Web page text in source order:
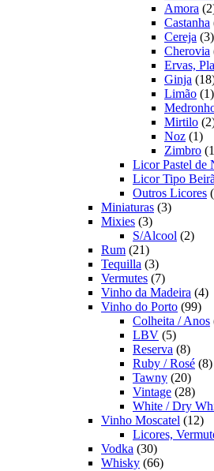
Amora 2
Castanha
Cereja 33
Cherovia
Ervas,
Ginja 18
Limão 11
Mirtilo 2
Noz 11
Zimbro 1
Licor Pastel de
Licor Tipo
Outros Licores
Miniaturas 33
Mixies 33
produtos
S/Alcool 22
Rum 2121
produtos
Tequilla 33
produtos
Vermutes 77
produtos
Vinho da Madeira 44
Vinho do Porto 9999
Colheita / Anos
LBV 55
produtos
Reserva 88
Ruby / Rosé 88
Tawny 2020
Vintage 2828
White / Dry
Vinho Moscatel 1212
Licores,
Vodka 3030
produtos
Whisky 6666